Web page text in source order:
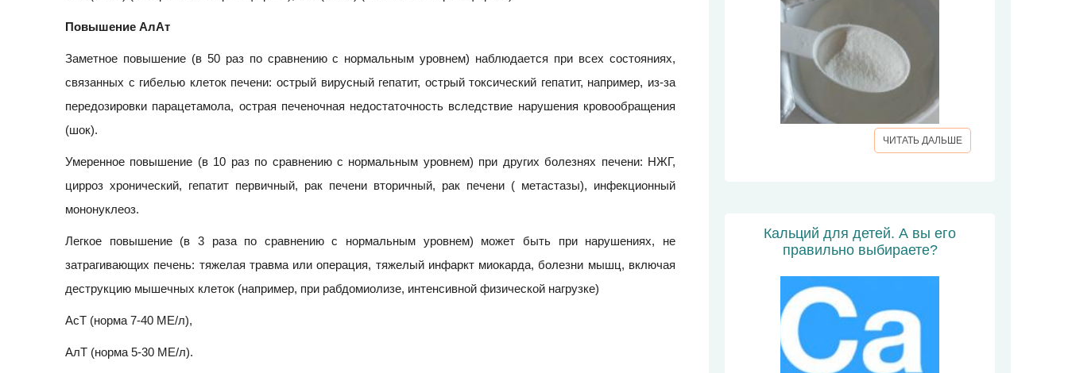
Повышение АлАт
Заметное повышение (в 50 раз по сравнению с нормальным уровнем) наблюдается при всех состояниях,
связанных с гибелью клеток печени: острый вирусный гепатит, острый токсический гепатит, например, из-за
передозировки парацетамола, острая печеночная недостаточность вследствие нарушения кровообращения
(шок).
Умеренное повышение (в 10 раз по сравнению с нормальным уровнем) при других болезнях печени: НЖГ,
цирроз хронический, гепатит первичный, рак печени вторичный, рак печени ( метастазы), инфекционный
мононуклеоз.
Легкое повышение (в 3 раза по сравнению с нормальным уровнем) может быть при нарушениях, не
затрагивающих печень: тяжелая травма или операция, тяжелый инфаркт миокарда, болезни мышц, включая
деструкцию мышечных клеток (например, при рабдомиолизе, интенсивной физической нагрузке)
АсТ (норма 7-40 МЕ/л),
АлТ (норма 5-30 МЕ/л).
ЧИТАТЬ ДАЛЬШЕ
Кальций для детей. А вы его
правильно выбираете?